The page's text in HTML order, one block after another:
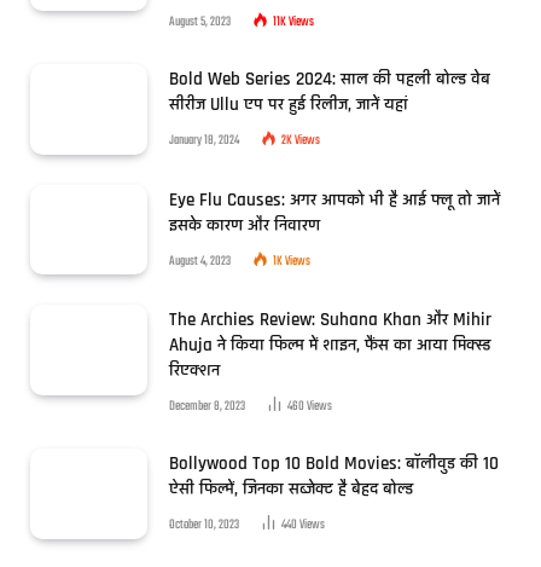
August 5, 2023 11KViews
Bold Web Series 2024: साल की पहली बोल्ड वेब
सीरीज Ullu एप पर हुई रिलीज, जानें यहां
January 18, 2024 2KViews
Eye Flu Causes: अगर आपको भी है आई फ्लू तो जानें
इसके कारण और निवारण
August 4, 2023 1KViews
The Archies Review: Suhana Khan और Mihir
Ahuja ने किया फिल्म में शाइन, फैंस का आया मिक्स्ड
रिएक्शन
December 8, 2023 460Views
Bollywood Top 10 Bold Movies: बॉलीवुड की 10
ऐसी फिल्में, जिनका सब्जेक्ट है बेहद बोल्ड
October 10, 2023 440Views